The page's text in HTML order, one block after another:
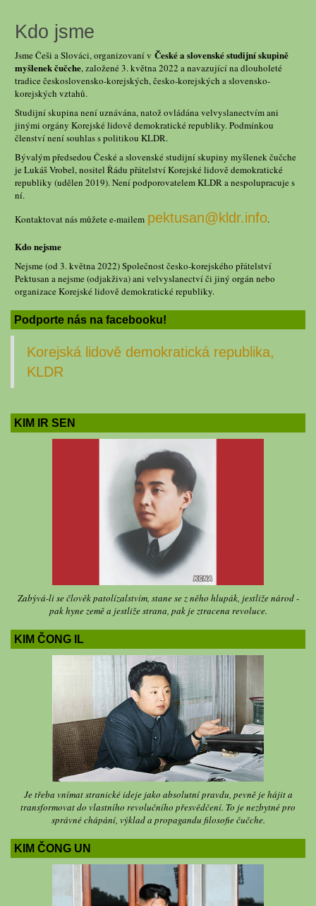
Kdo jsme
Jsme Češi a Slováci, organizovaní v České a slovenské studijní skupině
myšlenek čučche, založené 3. května 2022 a navazující na dlouholeté
tradice československo-korejských, česko-korejských a slovensko-
korejských vztahů.
Studijní skupina není uznávána, natož ovládána velvyslanectvím ani
jinými orgány Korejské lidově demokratické republiky. Podmínkou
členství není souhlas s politikou KLDR.
Bývalým předsedou České a slovenské studijní skupiny myšlenek čučche
je Lukáš Vrobel, nositel Řádu přátelství Korejské lidově demokratické
republiky (udělen 2019). Není podporovatelem KLDR a nespolupracuje s
ní.
Kontaktovat nás můžete e-mailem pektusan@kldr.info.
Kdo nejsme
Nejsme (od 3. května 2022) Společnost česko-korejského přátelství
Pektusan a nejsme (odjakživa) ani velvyslanectví či jiný orgán nebo
organizace Korejské lidově demokratické republiky.
Podporte nás na facebooku!
Korejská lidově demokratická republika,
KLDR
KIM IR SEN
Zabývá-li se člověk patolízalstvím, stane se z něho hlupák, jestliže národ -
pak hyne země a jestliže strana, pak je ztracena revoluce.
KIM ČONG IL
Je třeba vnímat stranické ideje jako absolutní pravdu, pevně je hájit a
transformovat do vlastního revolučního přesvědčení. To je nezbytné pro
správné chápání, výklad a propagandu filosofie čučche.
KIM ČONG UN